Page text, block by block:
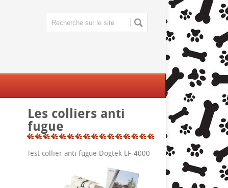
Les colliers anti
fugue
Test collier anti fugue Dogtek EF-4000